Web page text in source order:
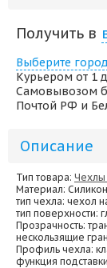
Получить в
Выберите город
Курьером от 1
Самовывозом
Почтой РФ и
Описание
Тип товара: Чехлы
Материал:
тип чехла: чехол
тип поверхности:
Прозрачность:
нескользящие
Профиль чехла:
функция подставки